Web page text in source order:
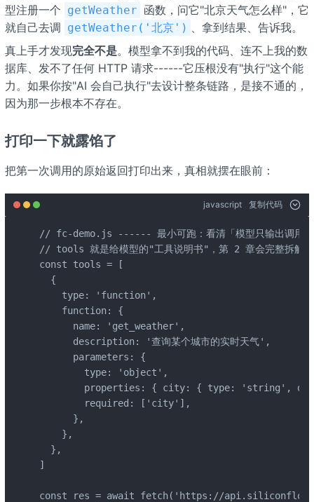
型注册一个 getWeather 函数，问它"北京天气怎么样"，它
就自己去调 getWeather('北京')
、拿到结果、告诉我。
真上手才发现完全不是。模型拿不到我的代码、连不上我的数
据库、发不了任何 HTTP 请求------它压根没有"执行"这个能
力。如果你按"AI 会自己执行"去设计整条链路，是接不通的，
因为那一步根本不存在。
打印一下就露馅了
把第一次调用的原始返回打印出来，真相就摆在眼前：
javascript 复制代码
// fc-demo.js ------ 最小可跑：看清「模型只输出调用意
// tools 就是给模型的"工具说明书"，第 2 章会完整拆解；
const tools = [
  {
    type: 'function',
    function: {
      name: 'get_weather',
      description: '查询某个城市的实时天气',
      parameters: {
        type: 'object',
properties: { city: { type: 'string',
        required: ['city'],
      },
    },
  },
]
const res = await fetch('https://